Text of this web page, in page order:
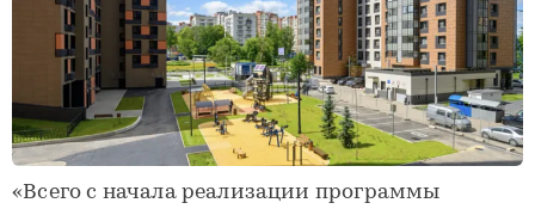
«Всего с начала реализации программы